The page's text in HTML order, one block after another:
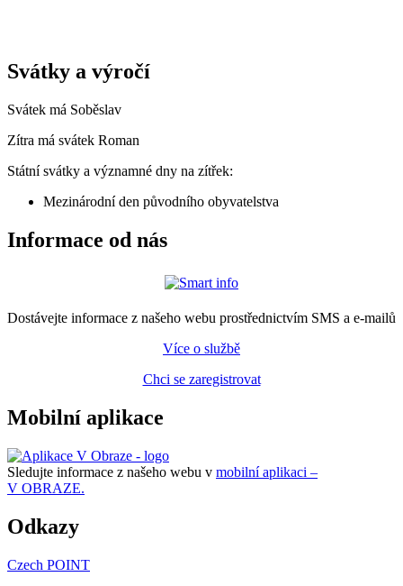
Svátky a výročí
Svátek má Soběslav
Zítra má svátek Roman
Státní svátky a významné dny na zítřek:
Mezinárodní den původního obyvatelstva
Informace od nás
Dostávejte informace z našeho webu prostřednictvím SMS a e-mailů
Více o službě
Chci se zaregistrovat
Mobilní aplikace
Sledujte informace z našeho webu v mobilní aplikaci –
V OBRAZE.
Odkazy
Czech POINT